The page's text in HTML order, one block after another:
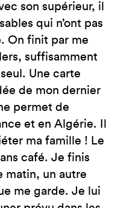
son supérieur, il
qui n’ont pas
On finit par me
suffisamment
Une carte
de mon dernier
permet de
et en Algérie. Il
ma famille ! Le
café. Je finis
matin, un autre
me garde. Je lui